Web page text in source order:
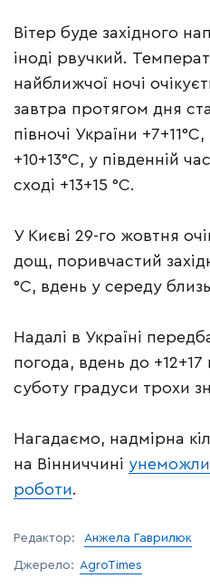
Вітер буде західного
іноді рвучкий.
найближчої ночі
завтра протягом дня
півночі України
+10+13°С, у південній
сході +13+15 °С.
У Києві 29-го жовтня
дощ, поривчастий
°С, вдень у середу
Надалі в Україні
погода, вдень до +12+17
суботу градуси трохи
Нагадаємо, надмірна
на Вінниччині
роботи.
Редактор: Анжела Гаврилюк
Джерело: AgroTimes